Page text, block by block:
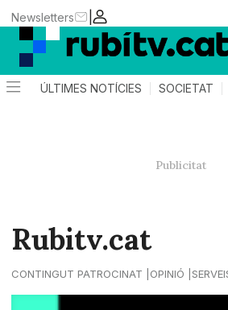
|
Newsletters
ÚLTIMES NOTÍCIES SOCIETAT
Rubitv.cat
CONTINGUT PATROCINAT OPINIÓ